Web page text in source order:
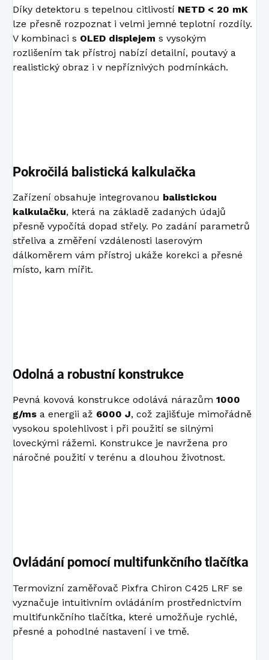
Díky detektoru s tepelnou citlivostí NETD < 20 mK
lze přesně rozpoznat i velmi jemné teplotní rozdíly.
V kombinaci s OLED displejem s vysokým
rozlišením tak přístroj nabízí detailní, poutavý a
realistický obraz i v nepříznivých podmínkách.
Pokročilá balistická kalkulačka
Zařízení obsahuje integrovanou balistickou
kalkulačku, která na základě zadaných údajů
přesně vypočítá dopad střely. Po zadání parametrů
střeliva a změření vzdálenosti laserovým
dálkoměrem vám přístroj ukáže korekci a přesné
místo, kam mířit.
Odolná a robustní konstrukce
Pevná kovová konstrukce odolává nárazům 1000
g/ms a energii až 6000 J, což zajišťuje mimořádně
vysokou spolehlivost i při použití se silnými
loveckými rážemi. Konstrukce je navržena pro
náročné použití v terénu a dlouhou životnost.
Ovládání pomocí multifunkčního tlačítka
Termovizní zaměřovač Pixfra Chiron C425 LRF se
vyznačuje intuitivním ovládáním prostřednictvím
multifunkčního tlačítka, které umožňuje rychlé,
přesné a pohodlné nastavení i ve tmě.